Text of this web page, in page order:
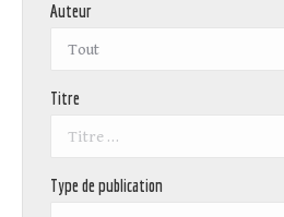
Auteur
Titre
Type de publication